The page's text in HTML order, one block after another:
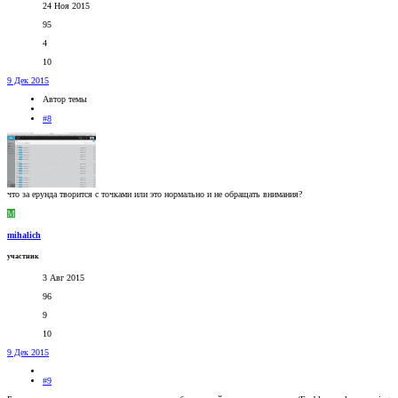
24 Ноя 2015
95
4
10
9 Дек 2015
Автор темы
#8
что за ерунда творится с точками или это нормально и не обращать внимания?
M
mihalich
участник
3 Авг 2015
96
9
10
9 Дек 2015
#9